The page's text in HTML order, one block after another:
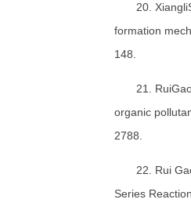
20.
formation
148.
21.
organic
2788.
22. Rui
Series